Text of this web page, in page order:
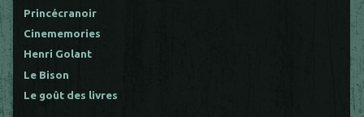
Princécranoir
Cinememories
Henri Golant
Le Bison
Le goût des livres